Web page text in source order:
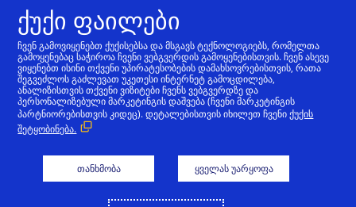
ქართული
ქუქი ფაილები
ჩვენ გამოვიყენებთ ქუქისებსა და მსგავს ტექნოლოგიებს, რომელთა
გამოყენებაც საჭიროა ჩვენი ვებგვერდის გამოყენებისთვის. ჩვენ ასევე
ვიყენებთ ისინი თქვენი უპირატესობების დამახსოვრებისთვის, რათა
შეგვეძლოს გაძლევათ უკეთესი ინტერნეტ გამოცდილება,
ანალიზისთვის თქვენი ვიზიტები ჩვენს ვებგვერდზე და
პერსონალიზებული მარკეტინგის დაშვება (ჩვენი მარკეტინგის
პარტნიორებისთვის კიდეც). დეტალებისთვის იხილეთ ჩვენიქუქის
შეტყობინება.
თანხმობა ყველას უარყოფა